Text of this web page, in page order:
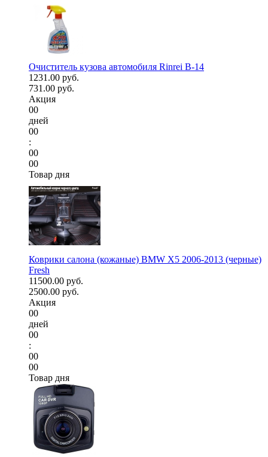
Очиститель кузова автомобиля Rinrei B-14
1231.00 руб.
731.00 руб.
Акция
00
дней
00
:
00
00
Товар дня
Коврики салона (кожаные) BMW X5 2006-2013 (черные)
Fresh
11500.00 руб.
2500.00 руб.
Акция
00
дней
00
:
00
00
Товар дня